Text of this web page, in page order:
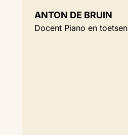
ANTON DE BRUIN
Docent Piano en toetsen